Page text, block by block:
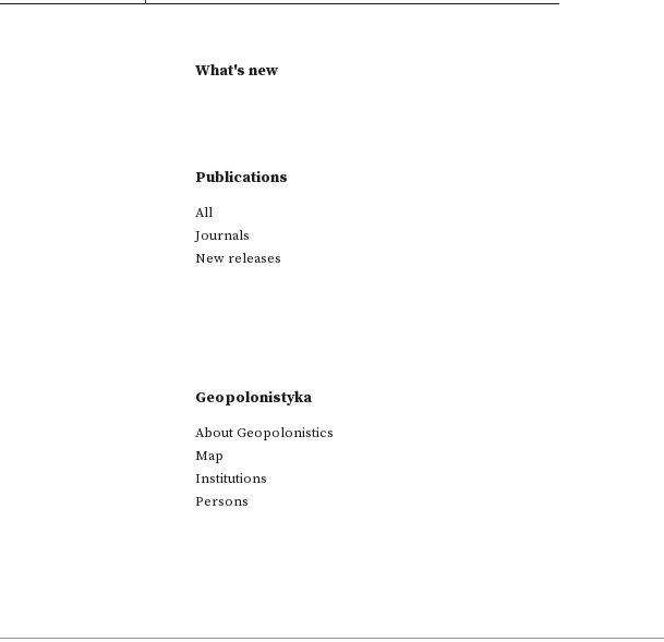
What's new
Publications
All
Journals
New releases
Geopolonistyka
About Geopolonistics
Map
Institutions
Persons